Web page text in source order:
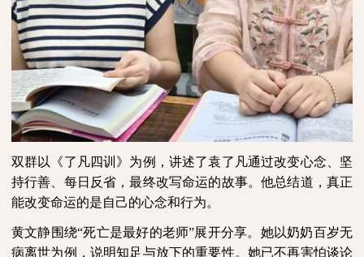
双群以《了凡四训》为例，讲述了袁了凡通过改变心念、坚
持行善、每日反省，最终改写命运的故事。他总结道，真正
能改变命运的是自己的心念和行为。
黄文静围绕“死亡是最好的老师”展开分享。她以奶奶百岁无
病离世为例，说明知足与放下的重要性。她已不再害怕谈论